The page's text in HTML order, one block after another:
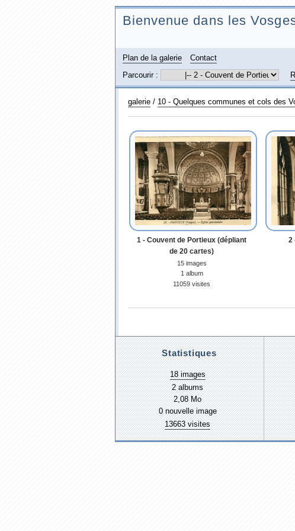
Bienvenue dans les
Plan de la galerie
Contact
Parcourir :
galerie/ 10 - Quelques communes et cols des
1 - Couvent de Portieux (dépliant
de 20 cartes)
15 images
1 album
11059 visites
2
Statistiques
18 images
2 albums
2,08 Mo
0 nouvelle image
13663 visites